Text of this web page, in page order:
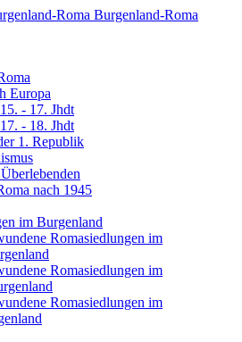
Burgenland-Roma
Europa
- 17. Jhdt
- 18. Jhdt
1. Republik
nach 1945
im Burgenland
Romasiedlungen im
Romasiedlungen im
Romasiedlungen im